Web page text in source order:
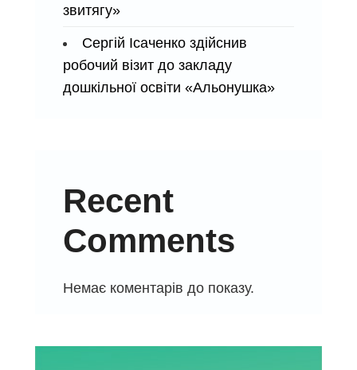
звитягу»
Сергій Ісаченко здійснив
робочий візит до закладу
дошкільної освіти «Альонушка»
Recent
Comments
Немає коментарів до показу.